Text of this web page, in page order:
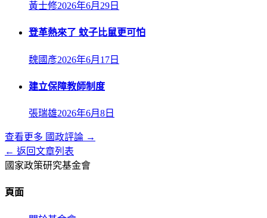
黃士修2026年6月29日
登革熱來了 蚊子比鼠更可怕
魏國彥2026年6月17日
建立保障教師制度
張瑞雄2026年6月8日
查看更多 國政評論 →
← 返回文章列表
國家政策研究基金會
頁面